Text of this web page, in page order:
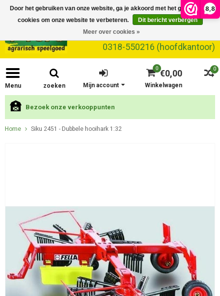
8,8
0318-550216 (hoofdkantoor)
Menu zoeken
0
0 €0,00
Winkelwagen
Mijn account
Bezoek onze verkooppunten
Home Siku 2451 - Dubbele hooihark 1:32
Door het gebruiken van onze website, ga je akkoord met het gebruik van
cookies om onze website te verbeteren.
Dit bericht verbergen
Meer over cookies »